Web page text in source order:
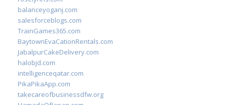
balanceyoganj.com
salesforceblogs.com
TrainGames365.com
BaytownEvaCationRentals.com
JabalpurCakeDelivery.com
halobjd.com
intelligenceqatar.com
PikaPikaApp.com
takecareofbusinessdfw.org